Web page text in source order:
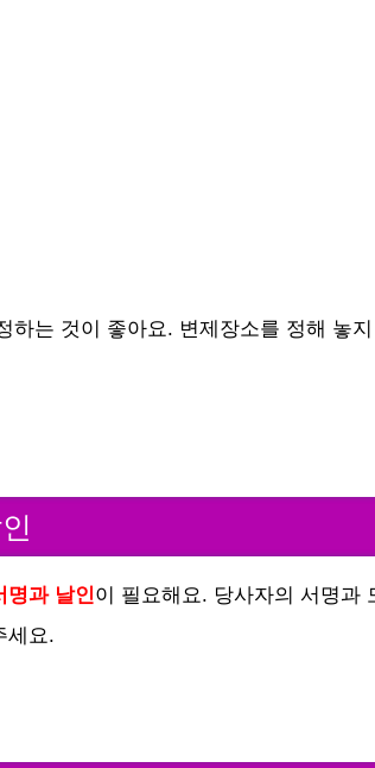
하는 것이 좋아요. 변제장소를 정해 놓
명과 날인이 필요해요. 당사자의 서명과
세요.